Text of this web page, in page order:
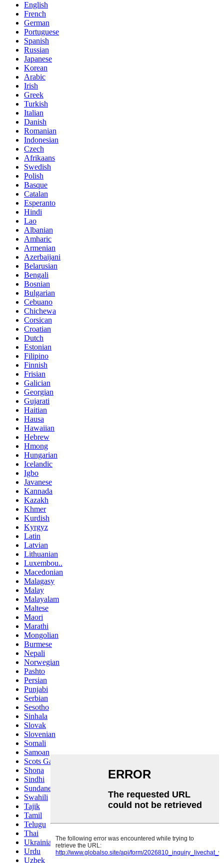
English
French
German
Portuguese
Spanish
Russian
Japanese
Korean
Arabic
Irish
Greek
Turkish
Italian
Danish
Romanian
Indonesian
Czech
Afrikaans
Swedish
Polish
Basque
Catalan
Esperanto
Hindi
Lao
Albanian
Amharic
Armenian
Azerbaijani
Belarusian
Bengali
Bosnian
Bulgarian
Cebuano
Chichewa
Corsican
Croatian
Dutch
Estonian
Filipino
Finnish
Frisian
Galician
Georgian
Gujarati
Haitian
Hausa
Hawaiian
Hebrew
Hmong
Hungarian
Icelandic
Igbo
Javanese
Kannada
Kazakh
Khmer
Kurdish
Kyrgyz
Latin
Latvian
Lithuanian
Luxembou..
Macedonian
Malagasy
Malay
Malayalam
Maltese
Maori
Marathi
Mongolian
Burmese
Nepali
Norwegian
Pashto
Persian
Punjabi
Serbian
Sesotho
Sinhala
Slovak
Slovenian
Somali
Samoan
Scots Gaelic
Shona
Sindhi
Sundanese
Swahili
Tajik
Tamil
Telugu
Thai
Ukrainian
Urdu
Uzbek